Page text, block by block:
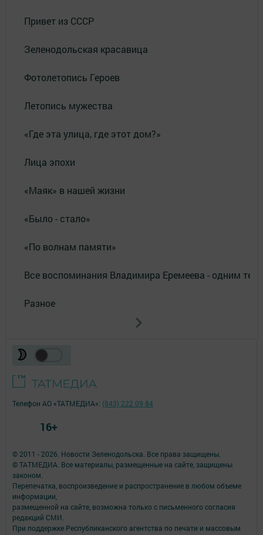
Привет из СССР
Зеленодольская красавица
Фотолетопись Героев
Летопись мужества
«Где эта улица, где этот дом?»
Лица эпохи
«Маяк» в нашей жизни
«Было - стало»
«По волнам памяти»
Все воспоминания Владимира Еремеева - одним
Разное
© 2011 - 2026. Новости Зеленодольска. Все права защищены.
© ТАТМЕДИА. Все материалы, размещенные на сайте, защищены
законом.
Перепечатка, воспроизведение и распространение в любом объеме
информации,
размещенной на сайте, возможна только с письменного согласия
редакций СМИ.
При поддержке Республиканского агентства по печати и массовым
Телефон АО «ТАТМЕДИА»: (843) 222 09 84
16+